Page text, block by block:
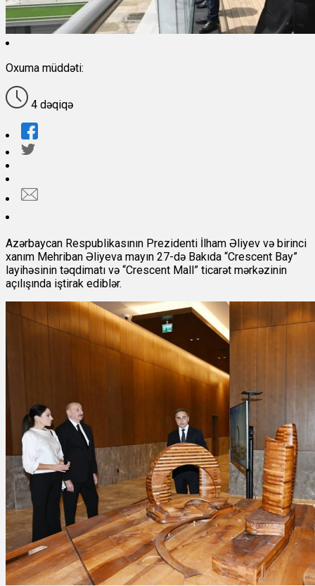
Oxuma müddəti:
4 dəqiqə
Azərbaycan Respublikasının Prezidenti İlham Əliyev və birinci
xanım Mehriban Əliyeva mayın 27-də Bakıda “Crescent Bay”
layihəsinin təqdimatı və “Crescent Mall” ticarət mərkəzinin
açılışında iştirak ediblər.